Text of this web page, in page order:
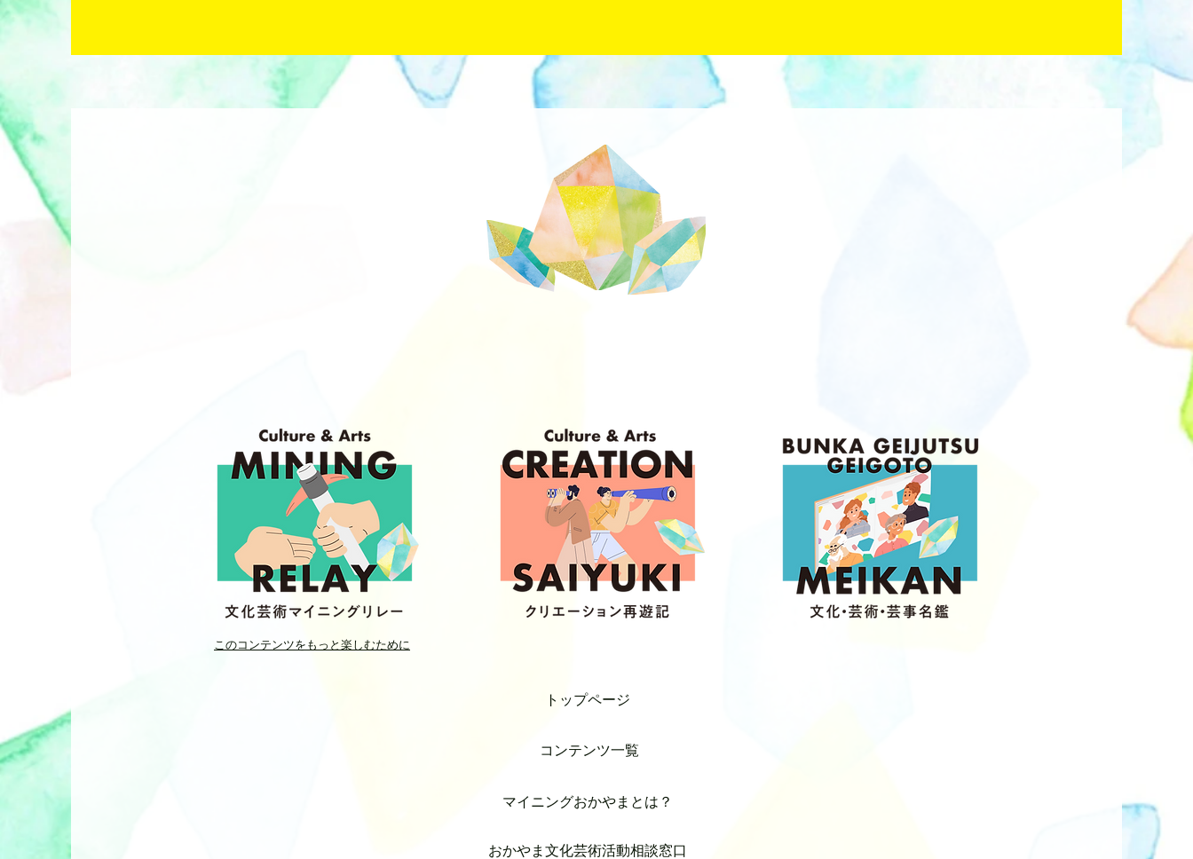
このコンテンツをもっと楽しむために
トップページ
コンテンツ一覧
マイニングおかやまとは？
おかやま文化芸術活動相談窓口